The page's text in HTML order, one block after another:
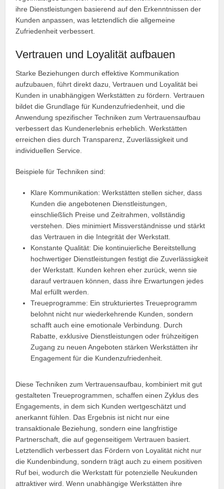
ihre Dienstleistungen basierend auf den Erkenntnissen der
Kunden anpassen, was letztendlich die allgemeine
Zufriedenheit verbessert.
Vertrauen und Loyalität aufbauen
Starke Beziehungen durch effektive Kommunikation
aufzubauen, führt direkt dazu, Vertrauen und Loyalität bei
Kunden in unabhängigen Werkstätten zu fördern. Vertrauen
bildet die Grundlage für Kundenzufriedenheit, und die
Anwendung spezifischer Techniken zum Vertrauensaufbau
verbessert das Kundenerlebnis erheblich. Werkstätten
erreichen dies durch Transparenz, Zuverlässigkeit und
individuellen Service.
Beispiele für Techniken sind:
Klare Kommunikation: Werkstätten stellen sicher, dass
Kunden die angebotenen Dienstleistungen,
einschließlich Preise und Zeitrahmen, vollständig
verstehen. Dies minimiert Missverständnisse und stärkt
das Vertrauen in die Integrität der Werkstatt.
Konstante Qualität: Die kontinuierliche Bereitstellung
hochwertiger Dienstleistungen festigt die Zuverlässigkeit
der Werkstatt. Kunden kehren eher zurück, wenn sie
darauf vertrauen können, dass ihre Erwartungen jedes
Mal erfüllt werden.
Treueprogramme: Ein strukturiertes Treueprogramm
belohnt nicht nur wiederkehrende Kunden, sondern
schafft auch eine emotionale Verbindung. Durch
Rabatte, exklusive Dienstleistungen oder frühzeitigen
Zugang zu neuen Angeboten stärken Werkstätten ihr
Engagement für die Kundenzufriedenheit.
Diese Techniken zum Vertrauensaufbau, kombiniert mit gut
gestalteten Treueprogrammen, schaffen einen Zyklus des
Engagements, in dem sich Kunden wertgeschätzt und
anerkannt fühlen. Das Ergebnis ist nicht nur eine
transaktionale Beziehung, sondern eine langfristige
Partnerschaft, die auf gegenseitigem Vertrauen basiert.
Letztendlich verbessert das Fördern von Loyalität nicht nur
die Kundenbindung, sondern trägt auch zu einem positiven
Ruf bei, wodurch die Werkstatt für potenzielle Neukunden
attraktiver wird. Wenn unabhängige Werkstätten ihre